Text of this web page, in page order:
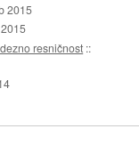
2015
resničnost ::